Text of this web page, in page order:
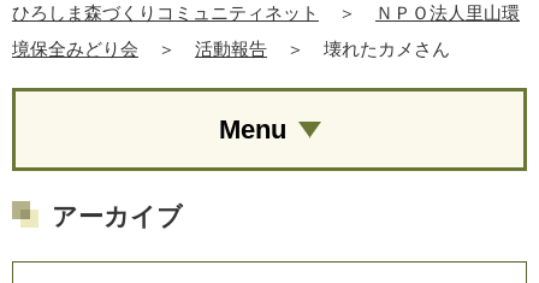
ひろしま森づくりコミュニティネット ＞
ＮＰＯ法人里山環
境保全みどり会
＞ 活動報告 ＞ 壊れたカメさん
Menu
アーカイブ